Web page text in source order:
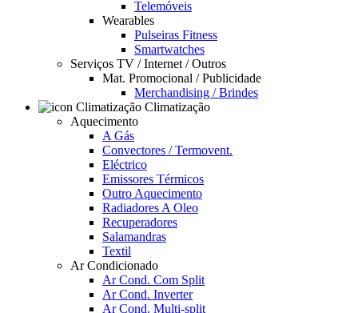
Telemóveis
Wearables
Pulseiras Fitness
Smartwatches
Serviços TV / Internet / Outros
Mat. Promocional / Publicidade
Merchandising / Brindes
Climatização
Aquecimento
A Gás
Convectores / Termovent.
Eléctrico
Emissores Térmicos
Outro Aquecimento
Radiadores A Oleo
Recuperadores
Salamandras
Textil
Ar Condicionado
Ar Cond. Com Split
Ar Cond. Inverter
Ar Cond. Multi-split